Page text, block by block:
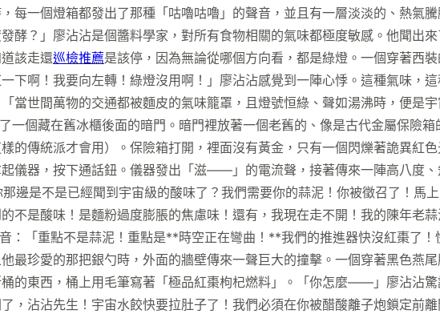
每一個燈箱都發出了那種「咕嚕咕嚕」的聲音，並且有一層淡淡的、熱氣
？」廖沾沾是個醬料學家，對所有食物相關的氣味都極度敏感。他聞出
該走還巡檢推薦是該停，因為無論從哪個方向看，都是綠燈。一個穿著西
下啊！我要向左轉！綠燈沒用啊！」廖沾沾感覺到一陣心悸。這種氣味，
當世間萬物的交通都被麵皮的氣味籠罩，且燈號恒綠、聲如湯沸時，便是
個藏在舊冰櫃後面的暗門。暗門裡放著一個老舊的、像是古代金屬保險
的傳統派才會用）。保險箱打開，裡面沒有黃金，只有一個閃爍著詭異紅
儀器，按下通話鈕。儀器發出「滋——」的電流聲，接著傳來一陣高八度
邊是不是已經聞到宇宙級的酸味了？我們需要你的蒜泥！你被徵召了！馬
不是酸味！是麵粉過度膨脹的焦慮味！還有，我現在走不開！我的陳年老
：「重點不是蒜泥！重點是**時空正在彎曲！**我們的推進器快沒紅棗了
珍愛的那把銀勺時，外面的牆壁傳來一聲巨大的撞擊。一個穿著黑色燕
的東西，桶上用毛筆寫著「極品紅棗枸杞燃料」。「你怎麼——」廖沾沾
，沾沾先生！宇宙水餃快要拉肚子了！我們必須在你被醋酸離子炮鎖定前